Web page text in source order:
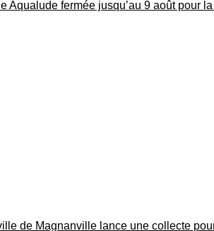
Aqualude fermée jusqu’au 9 août pour
de Magnanville lance une collecte